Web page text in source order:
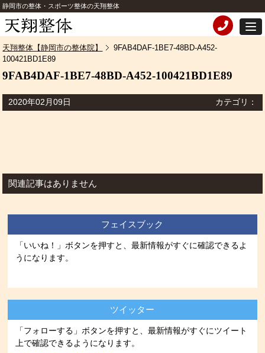
静岡市の整体・スポーツ整体の天翔整体
天翔整体【静岡市の整体院】
9FAB4DAF-1BE7-48BD-A452-
100421BD1E89
9FAB4DAF-1BE7-48BD-A452-100421BD1E89
2020年02月09日 カテゴリ：
関連記事はありません
フェイスブック
「いいね！」ボタンを押すと、最新情報がすぐに確認できるよ
うになります。
ツイッター
「フォローする」ボタンを押すと、最新情報がすぐにツイート
上で確認できるようになります。